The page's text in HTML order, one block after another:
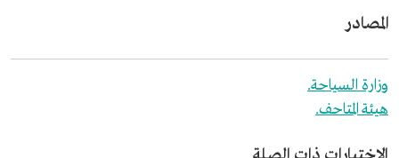
المصادر
وزارة السياحة.
هيئة المتاحف.